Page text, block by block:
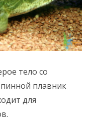
тело со
плавник
для